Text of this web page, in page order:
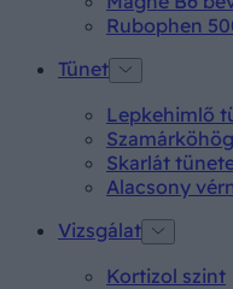
Rubophen
Tünet
Lepkehimlő
Skarlát
Alacsony
Vizsgálat
Kortizol szint